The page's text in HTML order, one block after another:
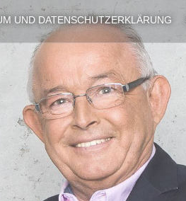
UND DATENSCHUTZERKLÄRUNG